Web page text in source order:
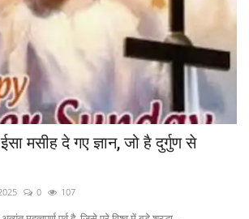
मसीह दे गए ज्ञान, जो है दुर्गुण से
0 107